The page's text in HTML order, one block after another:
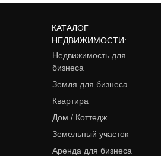
КАТАЛОГ
НЕДВИЖИМОСТИ:
Недвижимость для
бизнеса
Земля для бизнеса
Квартира
Дом / Коттедж
Земельный участок
Аренда для бизнеса